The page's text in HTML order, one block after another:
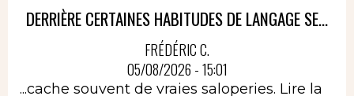
DERRIÈRE CERTAINES HABITUDES DE LANGAGE SE...
FRÉDÉRIC C.
05/08/2026 - 15:01
...cache souvent de vraies saloperies. Lire la